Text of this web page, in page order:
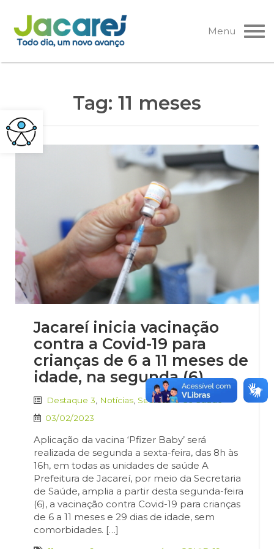
Pular
para
o
Menu
Tag: 11 meses
Jacareí inicia vacinação
contra a Covid-19 para
crianças de 6 a 11 meses de
idade, na segunda (6)
Destaque 3 Notícias Secretaria de Saúde
03/02/2023
Aplicação da vacina ‘Pfizer Baby’ será
realizada de segunda a sexta-feira, das 8h às
16h, em todas as unidades de saúde A
Prefeitura de Jacareí, por meio da Secretaria
de Saúde, amplia a partir desta segunda-feira
(6), a vacinação contra Covid-19 para crianças
de 6 a 11 meses e 29 dias de idade, sem
comorbidades. […]